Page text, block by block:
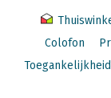
Colofon